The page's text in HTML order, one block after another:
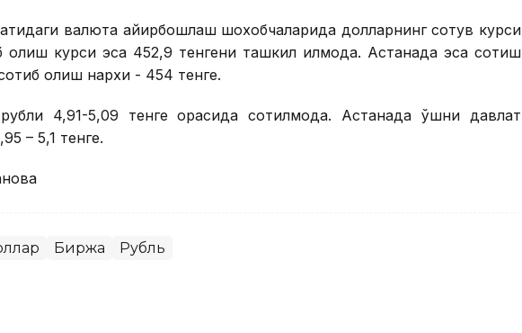
валюта айирбошлаш шохобчаларида долларнинг сотув курси
олиш курси эса 452,9 тенгени ташкил қилмоқда. Астанада эса сотиш
олиш нархи - 454 тенге.
4,91-5,09 тенге орасида сотилмоқда. Астанада қўшни давлат
– 5,1 тенге.
Биржа Рубль